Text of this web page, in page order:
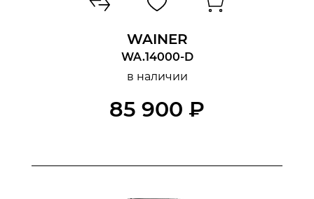
WAINER
WA.14000-D
в наличии
85 900 ₽